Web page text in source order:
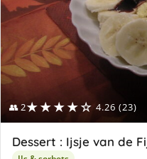
👥 2★★★★☆ 4.26 (23)
Dessert : Ijsje van de